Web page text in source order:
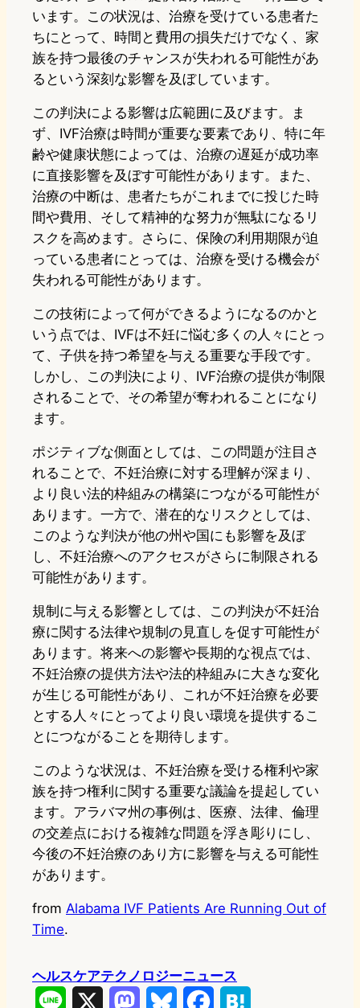
います。この状況は、治療を受けている患者た
ちにとって、時間と費用の損失だけでなく、家
族を持つ最後のチャンスが失われる可能性があ
るという深刻な影響を及ぼしています。
この判決による影響は広範囲に及びます。ま
ず、IVF治療は時間が重要な要素であり、特に年
齢や健康状態によっては、治療の遅延が成功率
に直接影響を及ぼす可能性があります。また、
治療の中断は、患者たちがこれまでに投じた時
間や費用、そして精神的な努力が無駄になるリ
スクを高めます。さらに、保険の利用期限が迫
っている患者にとっては、治療を受ける機会が
失われる可能性があります。
この技術によって何ができるようになるのかと
いう点では、IVFは不妊に悩む多くの人々にとっ
て、子供を持つ希望を与える重要な手段です。
しかし、この判決により、IVF治療の提供が制限
されることで、その希望が奪われることになり
ます。
ポジティブな側面としては、この問題が注目さ
れることで、不妊治療に対する理解が深まり、
より良い法的枠組みの構築につながる可能性が
あります。一方で、潜在的なリスクとしては、
このような判決が他の州や国にも影響を及ぼ
し、不妊治療へのアクセスがさらに制限される
可能性があります。
規制に与える影響としては、この判決が不妊治
療に関する法律や規制の見直しを促す可能性が
あります。将来への影響や長期的な視点では、
不妊治療の提供方法や法的枠組みに大きな変化
が生じる可能性があり、これが不妊治療を必要
とする人々にとってより良い環境を提供するこ
とにつながることを期待します。
このような状況は、不妊治療を受ける権利や家
族を持つ権利に関する重要な議論を提起してい
ます。アラバマ州の事例は、医療、法律、倫理
の交差点における複雑な問題を浮き彫りにし、
今後の不妊治療のあり方に影響を与える可能性
があります。
from Alabama IVF Patients Are Running Out of
Time.
ヘルスケアテクノロジーニュース